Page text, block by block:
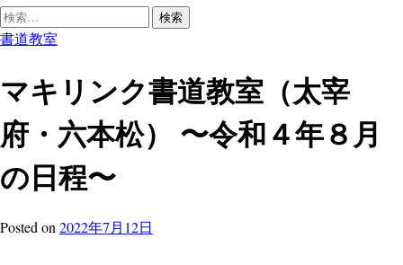
検
索:
書道教室
マキリンク書道教室（太宰
府・六本松） 〜令和４年８月
の日程〜
Posted on 2022年7月12日